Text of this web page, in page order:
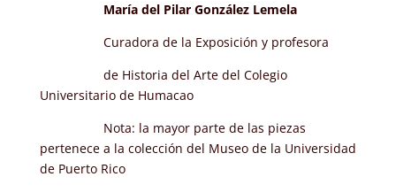
María del Pilar González Lemela
Curadora de la Exposición y profesora
de Historia del Arte del Colegio
Universitario de Humacao
Nota: la mayor parte de las piezas
pertenece a la colección del Museo de la Universidad
de Puerto Rico